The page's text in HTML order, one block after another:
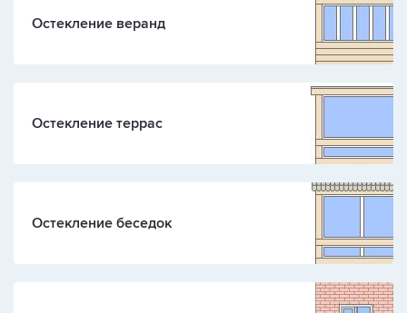
Остекление веранд
Остекление террас
Остекление беседок